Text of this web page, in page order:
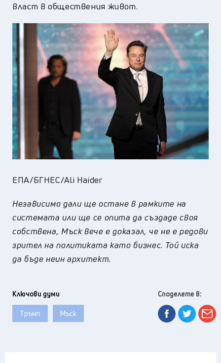
власт в обществения живот.
ЕПА/БГНЕС/Ali Haider
Независимо дали ще остане в рамките на
системата или ще се опита да създаде своя
собствена, Мъск вече е доказал, че не е редови
зрител на политиката като бизнес. Той иска
да бъде неин архитект.
Ключови думи
Тръмп Мъск
Споделете в: